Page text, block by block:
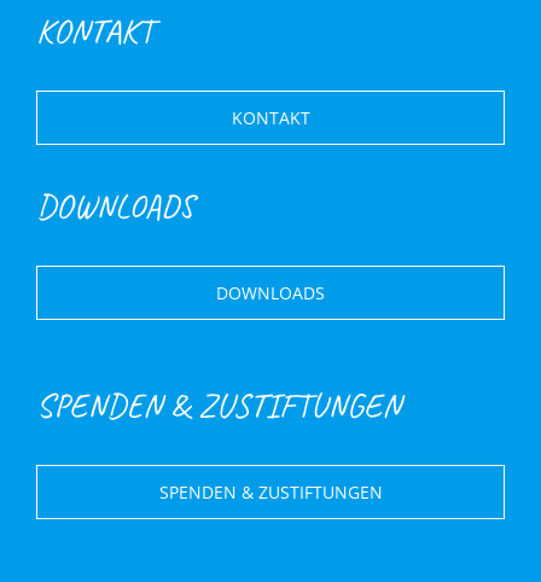
KONTAKT
KONTAKT
DOWNLOADS
DOWNLOADS
SPENDEN & ZUSTIFTUNGEN
SPENDEN & ZUSTIFTUNGEN